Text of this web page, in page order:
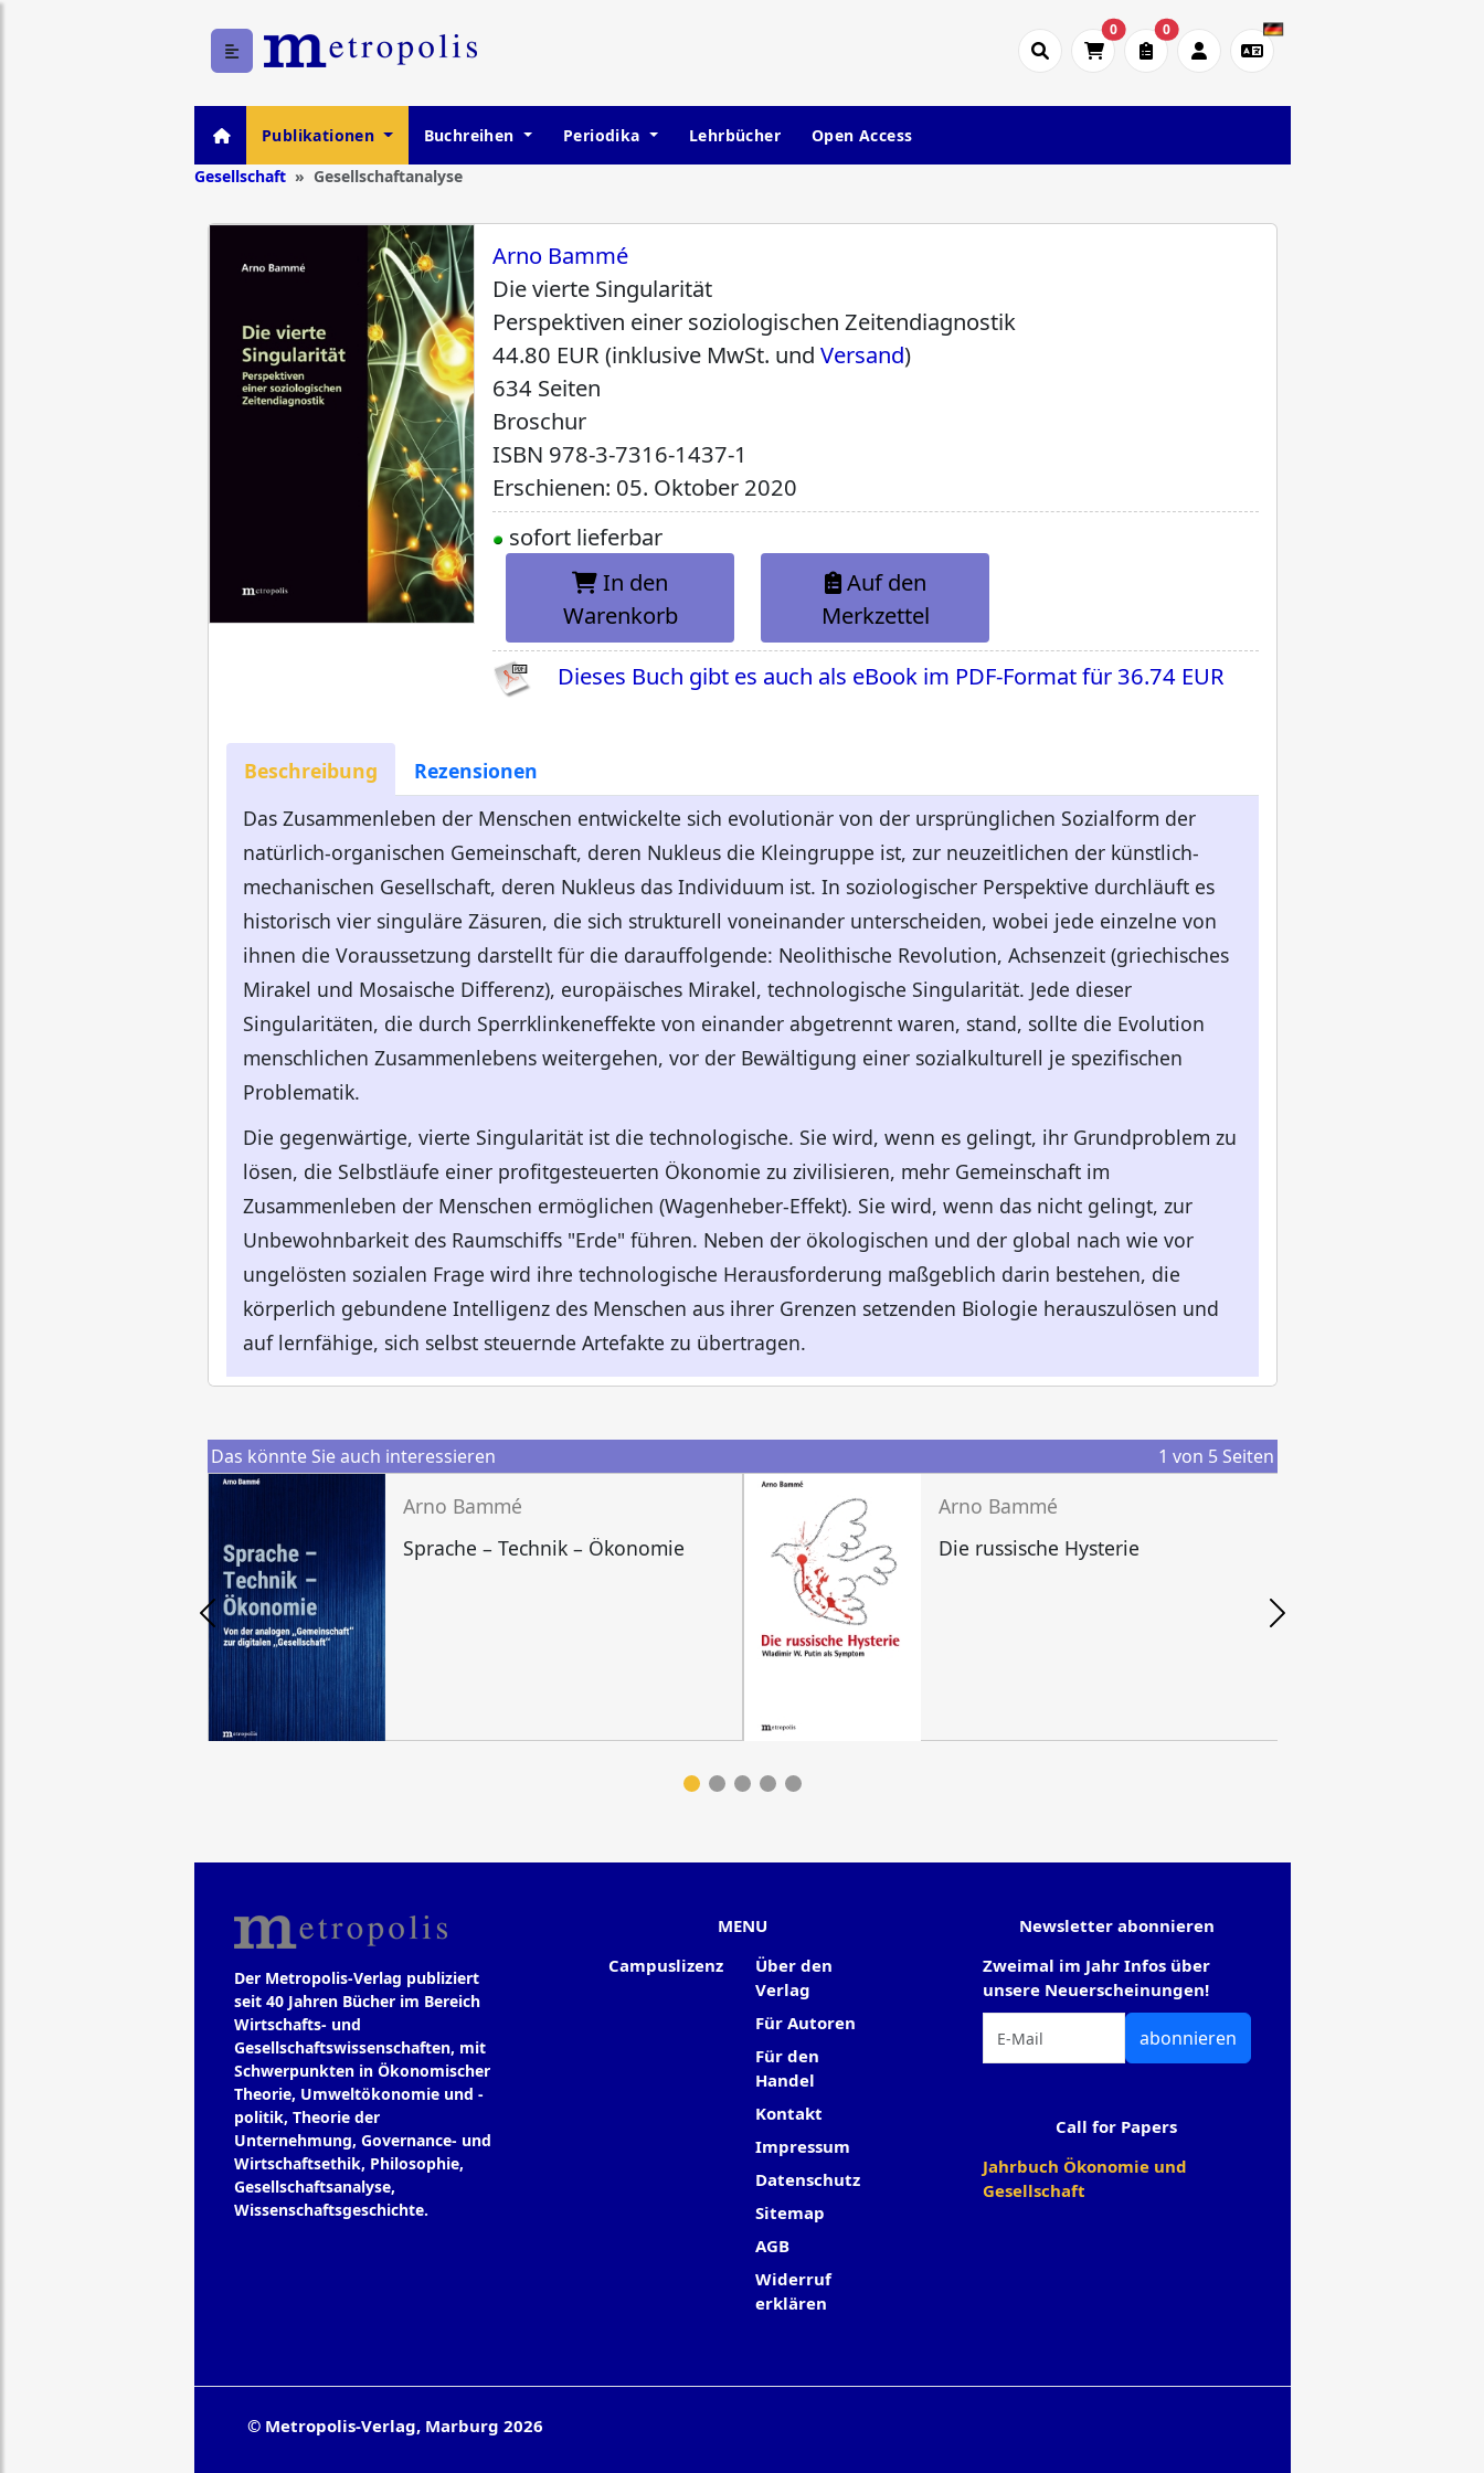
0 0
Publikationen Buchreihen Periodika Lehrbücher
Open Access
Gesellschaft
Gesellschaftanalyse
Arno Bammé
Die vierte Singularität
Perspektiven einer soziologischen Zeitendiagnostik
44.80 EUR (inklusive MwSt. undVersand)
634 Seiten
Broschur
ISBN 978-3-7316-1437-1
Erschienen: 05. Oktober 2020
sofort lieferbar
In den
Warenkorb
Auf den
Merkzettel
Dieses Buch gibt es auch als eBook im PDF-Format für36.74 EUR
Beschreibung
Rezensionen
Das Zusammenleben der Menschen entwickelte sich evolutionär von der ursprünglichen Sozialform der
natürlich-organischen Gemeinschaft, deren Nukleus die Kleingruppe ist, zur neuzeitlichen der künstlich-
mechanischen Gesellschaft, deren Nukleus das Individuum ist. In soziologischer Perspektive durchläuft es
historisch vier singuläre Zäsuren, die sich strukturell voneinander unterscheiden, wobei jede einzelne von
ihnen die Voraussetzung darstellt für die darauffolgende: Neolithische Revolution, Achsenzeit (griechisches
Mirakel und Mosaische Differenz), europäisches Mirakel, technologische Singularität. Jede dieser
Singularitäten, die durch Sperrklinkeneffekte von einander abgetrennt waren, stand, sollte die Evolution
menschlichen Zusammenlebens weitergehen, vor der Bewältigung einer sozialkulturell je spezifischen
Problematik.
Die gegenwärtige, vierte Singularität ist die technologische. Sie wird, wenn es gelingt, ihr Grundproblem zu
lösen, die Selbstläufe einer profitgesteuerten Ökonomie zu zivilisieren, mehr Gemeinschaft im
Zusammenleben der Menschen ermöglichen (Wagenheber-Effekt). Sie wird, wenn das nicht gelingt, zur
Unbewohnbarkeit des Raumschiffs "Erde" führen. Neben der ökologischen und der global nach wie vor
ungelösten sozialen Frage wird ihre technologische Herausforderung maßgeblich darin bestehen, die
körperlich gebundene Intelligenz des Menschen aus ihrer Grenzen setzenden Biologie herauszulösen und
auf lernfähige, sich selbst steuernde Artefakte zu übertragen.
Das könnte Sie auch interessieren 1 von 5Seiten
Arno Bammé
Sprache – Technik – Ökonomie
Arno Bammé
Die russische Hysterie
Der Metropolis-Verlag publiziert
seit 40 Jahren Bücher im Bereich
Wirtschafts- und
Gesellschaftswissenschaften, mit
Schwerpunkten in Ökonomischer
Theorie, Umweltökonomie und -
politik, Theorie der
Unternehmung, Governance- und
Wirtschaftsethik, Philosophie,
Gesellschaftsanalyse,
Wissenschaftsgeschichte.
MENU
Campuslizenz
Über den
Verlag
Für Autoren
Für den
Handel
Kontakt
Impressum
Datenschutz
Sitemap
AGB
Widerruf
erklären
Newsletter abonnieren
Zweimal im Jahr Infos über
unsere Neuerscheinungen!
abonnieren
Call for Papers
Jahrbuch Ökonomie und
Gesellschaft
© Metropolis-Verlag, Marburg 2026